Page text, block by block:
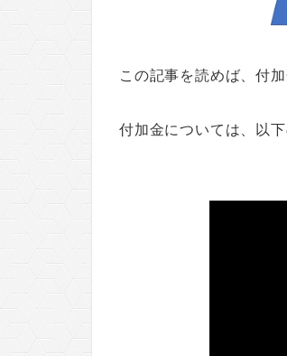
この記事を読めば、付
付加金については、以